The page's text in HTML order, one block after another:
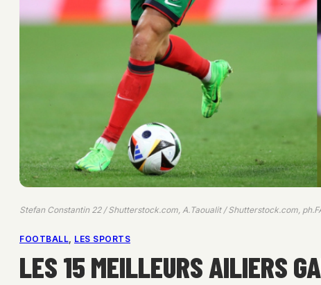
Stefan Constantin 22 / Shutterstock.com, A.Taoualit / Shutterstock.com,
FOOTBALL, LES SPORTS
LES 15 MEILLEURS AILIERS